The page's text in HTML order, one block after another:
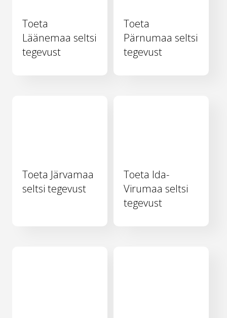
Toeta
Läänemaa seltsi
tegevust
Toeta
Pärnumaa seltsi
tegevust
Toeta Järvamaa
seltsi tegevust
Toeta Ida-
Virumaa seltsi
tegevust